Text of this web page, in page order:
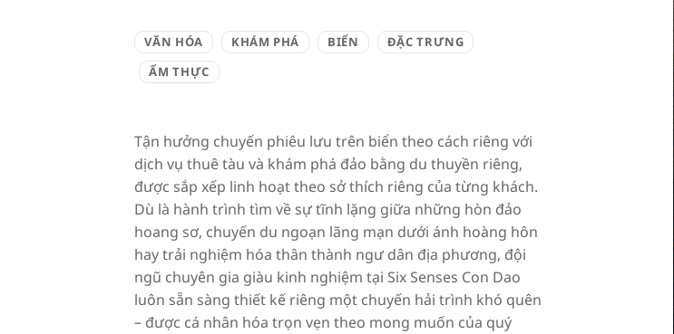
VĂN HÓA KHÁM PHÁ BIỂN
ĐẶC TRƯNG
ẨM THỰC
Tận hưởng chuyến phiêu lưu trên biển theo cách riêng với
dịch vụ thuê tàu và khám phá đảo bằng du thuyền riêng,
được sắp xếp linh hoạt theo sở thích riêng của từng khách.
Dù là hành trình tìm về sự tĩnh lặng giữa những hòn đảo
hoang sơ, chuyến du ngoạn lãng mạn dưới ánh hoàng hôn
hay trải nghiệm hóa thân thành ngư dân địa phương, đội
ngũ chuyên gia giàu kinh nghiệm tại Six Senses Con Dao
luôn sẵn sàng thiết kế riêng một chuyến hải trình khó quên
– được cá nhân hóa trọn vẹn theo mong muốn của quý